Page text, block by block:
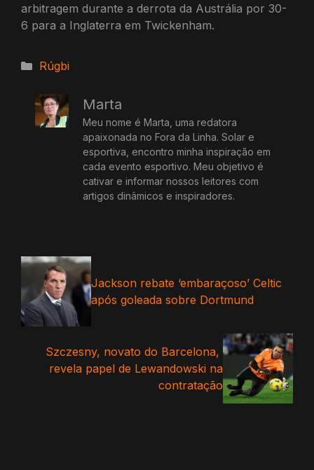
arbitragem durante a derrota da Austrália por 30-
6 para a Inglaterra em Twickenham.
Categorias
Rúgbi
Marta
Meu nome é Marta, uma redatora
apaixonada no Fora da Linha. Solar e
esportiva, encontro minha inspiração em
cada evento esportivo. Meu objetivo é
cativar e informar nossos leitores com
artigos dinâmicos e inspiradores.
Jackson rebate ‘embaraçoso’ Celtic
após goleada sobre Dortmund
Szczesny, novato do Barcelona, ​​
revela papel de Lewandowski na
contratação